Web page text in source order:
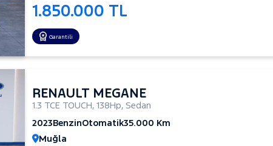
1.850.000 TL
Garantili
RENAULT MEGANE
1.3 TCE TOUCH, 138Hp, Sedan
2023BenzinOtomatik35.000 Km
Muğla